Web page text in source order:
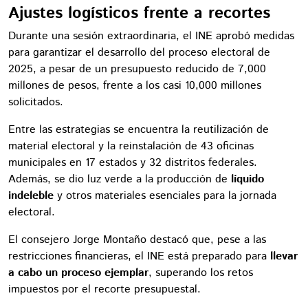
Ajustes logísticos frente a recortes
Durante una sesión extraordinaria, el INE aprobó medidas
para garantizar el desarrollo del proceso electoral de
2025, a pesar de un presupuesto reducido de 7,000
millones de pesos, frente a los casi 10,000 millones
solicitados.
Entre las estrategias se encuentra la reutilización de
material electoral y la reinstalación de 43 oficinas
municipales en 17 estados y 32 distritos federales.
Además, se dio luz verde a la producción de líquido
indeleble y otros materiales esenciales para la jornada
electoral.
El consejero Jorge Montaño destacó que, pese a las
restricciones financieras, el INE está preparado para llevar
a cabo un proceso ejemplar, superando los retos
impuestos por el recorte presupuestal.